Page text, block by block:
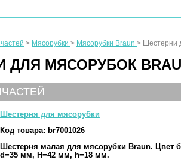
> Мясорубки > Мясорубки Braun > Шестерни
ДЛЯ МЯСОРУБОК
Шестерня для мясорубки
Код товара: br7001026
Шестерня малая для мясорубки Braun. Цвет
d=35 мм, H=42 мм, h=18 мм.